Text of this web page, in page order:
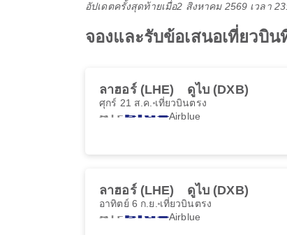
อัปเดตครั้งสุดท้ายเมื่อ2 สิงหาคม 2569 เวลา
จองและรับข้อเสนอเที่ยวบิ
ลาฮอร์ (LHE) ดูไบ (DXB)
ศุกร์ 21 ส.ค. เที่ยวบินตรง
Airblue
ลาฮอร์ (LHE) ดูไบ (DXB)
อาทิตย์ 6 ก.ย. เที่ยวบินตรง
Airblue